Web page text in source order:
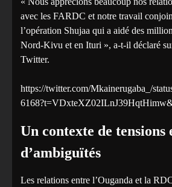
avec les FARDC et notre travail
l’opération Shujaa qui a aidé des
Nord-Kivu et en Ituri », a-t-il déclaré
Twitter.
https://twitter.com/Mkainerugaba_/
Un contexte de tensions
d’ambiguïtés
Les relations entre l’Ouganda et la